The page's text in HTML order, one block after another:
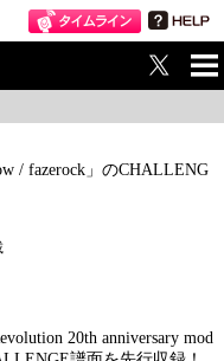
/ fazerock」のCHALLENG
20th anniversary mod